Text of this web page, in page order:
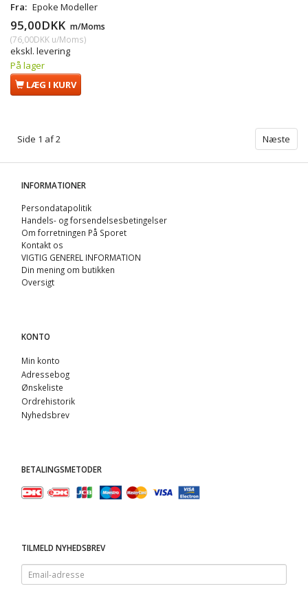
Fra: Epoke Modeller
95,00DKK m/Moms
(76,00DKK u/Moms)
ekskl. levering
På lager
LÆG I KURV
Side 1 af 2 Næste
INFORMATIONER
Persondatapolitik
Handels- og forsendelsesbetingelser
Om forretningen På Sporet
Kontakt os
VIGTIG GENEREL INFORMATION
Din mening om butikken
Oversigt
KONTO
Min konto
Adressebog
Ønskeliste
Ordrehistorik
Nyhedsbrev
BETALINGSMETODER
TILMELD NYHEDSBREV
Email-
adresse